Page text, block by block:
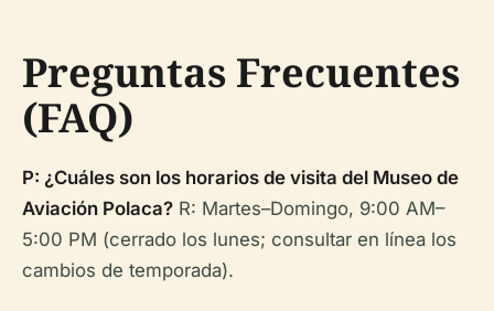
Preguntas Frecuentes
(FAQ)
P: ¿Cuáles son los horarios de visita del Museo de
Aviación Polaca? R: Martes–Domingo, 9:00 AM–
5:00 PM (cerrado los lunes; consultar en línea los
cambios de temporada).